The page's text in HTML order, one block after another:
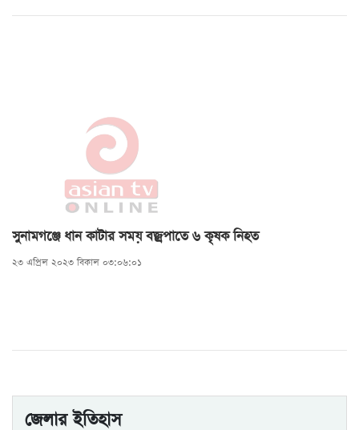
সুনামগঞ্জে ধান কাটার সময় বজ্রপাতে ৬ কৃষক নিহত
২৩ এপ্রিল ২০২৩ বিকাল ০৩:০৬:০১
জেলার ইতিহাস